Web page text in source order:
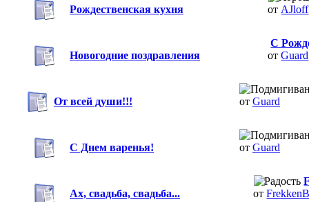
Рождественская кухня от AJloff
Новогодние поздравления
С
отGuard
От всей души!!! от Guard
С Днем варенья! от Guard
Ах, свадьба, свадьба...
от